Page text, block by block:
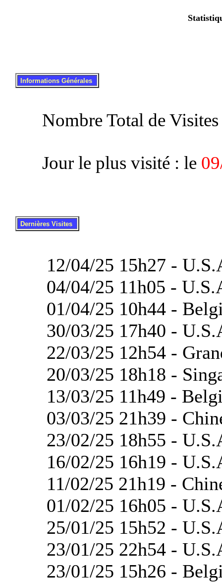
Informations Générales
Nombre Total de Visites
Jour le plus visité : le
Dernières Visites
12/04/25 15h27 -
04/04/25 11h05 -
01/04/25 10h44 -
30/03/25 17h40 -
22/03/25 12h54 -
20/03/25 18h18 -
13/03/25 11h49 -
03/03/25 21h39 -
23/02/25 18h55 -
16/02/25 16h19 -
11/02/25 21h19 -
01/02/25 16h05 -
25/01/25 15h52 -
23/01/25 22h54 -
23/01/25 15h26 -